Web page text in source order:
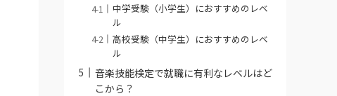
中学受験（小学生）におすすめのレベ
ル
高校受験（中学生）におすすめのレベ
ル
音楽技能検定で就職に有利なレベルはど
こから？